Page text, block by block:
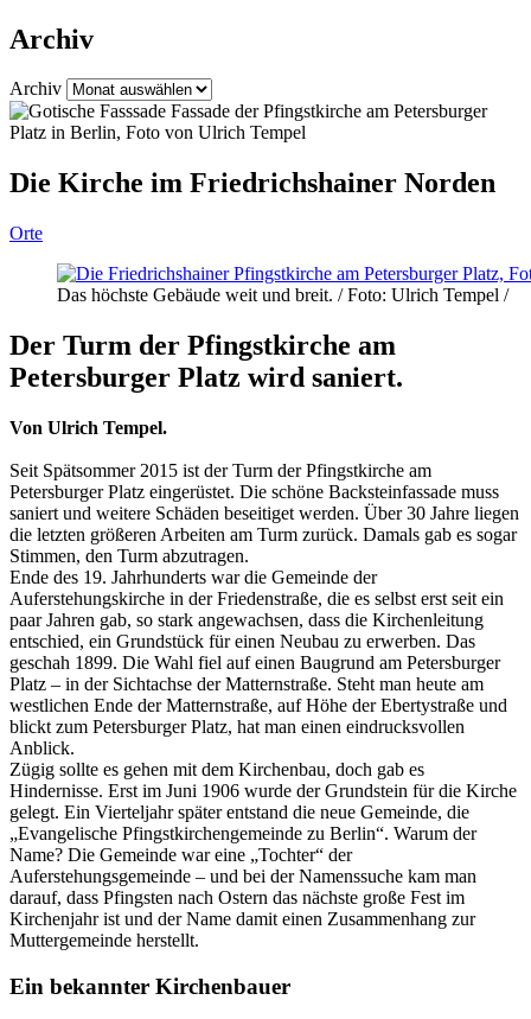
Archiv
Archiv
Die Kirche im Friedrichshainer Norden
Orte
Das höchste Gebäude weit und breit. / Foto: Ulrich Tempel /
Der Turm der Pfingstkirche am
Petersburger Platz wird saniert.
Von Ulrich Tempel.
Seit Spätsommer 2015 ist der Turm der Pfingstkirche am
Petersburger Platz eingerüstet. Die schöne Backsteinfassade muss
saniert und weitere Schäden beseitiget werden. Über 30 Jahre liegen
die letzten größeren Arbeiten am Turm zurück. Damals gab es sogar
Stimmen, den Turm abzutragen.
Ende des 19. Jahrhunderts war die Gemeinde der
Auferstehungskirche in der Friedenstraße, die es selbst erst seit ein
paar Jahren gab, so stark angewachsen, dass die Kirchenleitung
entschied, ein Grundstück für einen Neubau zu erwerben. Das
geschah 1899. Die Wahl fiel auf einen Baugrund am Petersburger
Platz – in der Sichtachse der Matternstraße. Steht man heute am
westlichen Ende der Matternstraße, auf Höhe der Ebertystraße und
blickt zum Petersburger Platz, hat man einen eindrucksvollen
Anblick.
Zügig sollte es gehen mit dem Kirchenbau, doch gab es
Hindernisse. Erst im Juni 1906 wurde der Grundstein für die Kirche
gelegt. Ein Vierteljahr später entstand die neue Gemeinde, die
„Evangelische Pfingstkirchengemeinde zu Berlin“. Warum der
Name? Die Gemeinde war eine „Tochter“ der
Auferstehungsgemeinde – und bei der Namenssuche kam man
darauf, dass Pfingsten nach Ostern das nächste große Fest im
Kirchenjahr ist und der Name damit einen Zusammenhang zur
Muttergemeinde herstellt.
Ein bekannter Kirchenbauer